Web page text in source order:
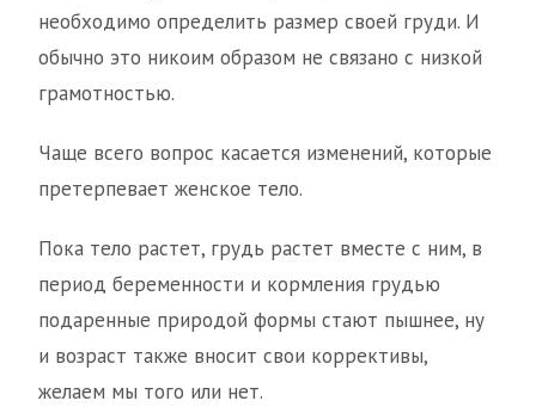
необходимо определить размер своей груди. И
обычно это никоим образом не связано с низкой
грамотностью.
Чаще всего вопрос касается изменений, которые
претерпевает женское тело.
Пока тело растет, грудь растет вместе с ним, в
период беременности и кормления грудью
подаренные природой формы стают пышнее, ну
и возраст также вносит свои коррективы,
желаем мы того или нет.